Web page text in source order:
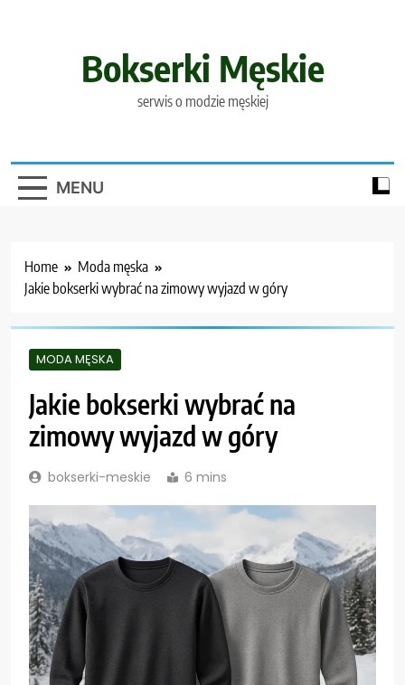
Bokserki Męskie
serwis o modzie męskiej
MENU
Home
Moda męska
Jakie bokserki wybrać na zimowy wyjazd w góry
MODA MĘSKA
Jakie bokserki wybrać na
zimowy wyjazd w góry
bokserki-meskie 6 mins